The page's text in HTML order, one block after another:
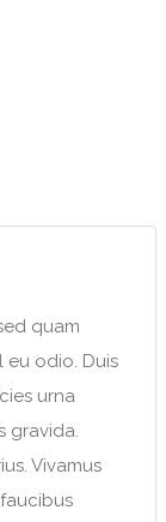
quam
eu odio. Duis
urna
gravida.
Vivamus